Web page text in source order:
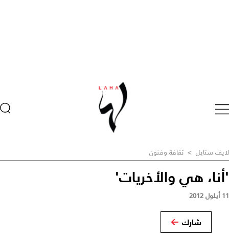
لايف ستايل > ثقافة وفنون
'أنا، هي والأخريات'
11 أيلول 2012
شارك